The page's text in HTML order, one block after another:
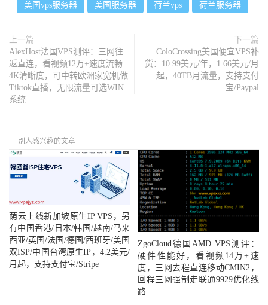
美国vps服务器 美国服务器 荷兰vps 荷兰服务器
上一篇
AlexHost法国VPS测评：三网往
返直连，看视频12万+速度流畅
4K清晰度，可中转欧洲家宽机做
Tiktok直播，无限流量可选WIN
系统
下一篇
ColoCrossing美国便宜VPS补
货：10.99美元/年，1.66美元/月
起，40TB月流量，支持支付
宝/Paypal
别人感兴趣的文章
荫云上线新加坡原生IP VPS，另
有中国香港/日本/韩国/越南/马来
西亚/英国/法国/德国/西班牙/美国
双ISP/中国台湾原生IP，4.2美元/
月起，支持支付宝/Stripe
ZgoCloud德国AMD VPS测评：
硬件性能好，看视频14万+速
度，三网去程直连移动CMIN2，
回程三网强制走联通9929优化线
路